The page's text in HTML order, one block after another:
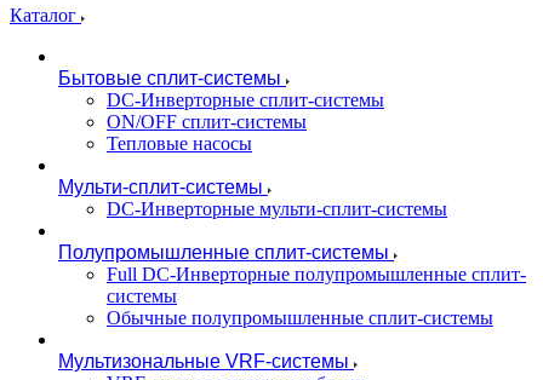
Каталог
Бытовые сплит-системы
DC-Инверторные сплит-системы
ON/OFF сплит-системы
Тепловые насосы
Мульти-сплит-системы
DC-Инверторные мульти-сплит-системы
Полупромышленные сплит-системы
Full DC-Инверторные полупромышленные сплит-
системы
Обычные полупромышленные сплит-системы
Мультизональные VRF-системы